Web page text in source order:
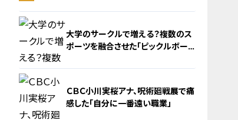
大学のサークルで増える？複数のス
ポーツを融合させた「ピックルボー
ＣＢＣ小川実桜アナ、呪術廻戦展で痛
感した「自分に一番遠い職業」